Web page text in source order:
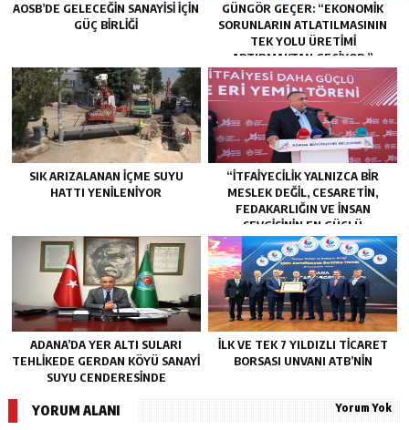
AOSB’DE GELECEĞIN SANAYISI İÇIN
GÜÇ BIRLIĞI
GÜNGÖR GEÇER: “EKONOMIK
SORUNLARIN ATLATILMASININ
TEK YOLU ÜRETIMI
ARTIRMAKTAN GEÇIYOR.”
SIK ARIZALANAN IÇME SUYU
HATTI YENILENIYOR
“İTFAIYECILIK YALNIZCA BIR
MESLEK DEĞIL, CESARETIN,
FEDAKARLIĞIN VE INSAN
SEVGISININ EN GÜÇLÜ
TEMSILIDIR.”
ADANA’DA YER ALTI SULARI
TEHLİKEDE GERDAN KÖYÜ SANAYİ
SUYU CENDERESİNDE
İLK VE TEK 7 YILDIZLI TİCARET
BORSASI UNVANI ATB’NİN
YORUM ALANI Yorum Yok